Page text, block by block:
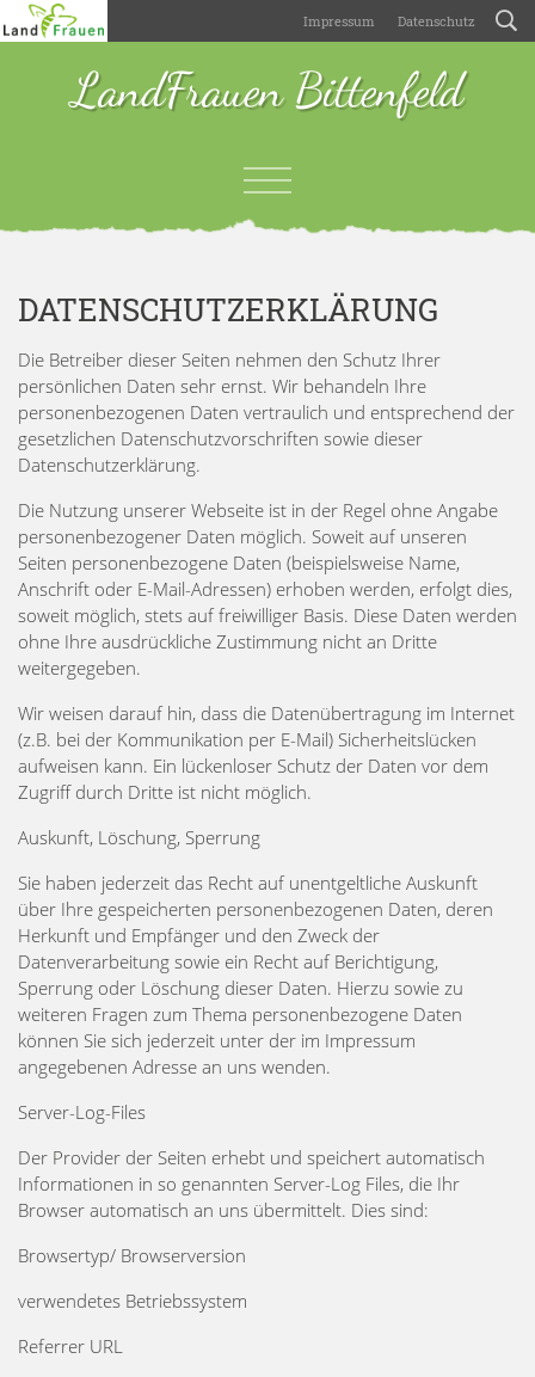
Impressum Datenschutz
LandFrauen Bittenfeld
DATENSCHUTZERKLÄRUNG
Die Betreiber dieser Seiten nehmen den Schutz Ihrer
persönlichen Daten sehr ernst. Wir behandeln Ihre
personenbezogenen Daten vertraulich und entsprechend der
gesetzlichen Datenschutzvorschriften sowie dieser
Datenschutzerklärung.
Die Nutzung unserer Webseite ist in der Regel ohne Angabe
personenbezogener Daten möglich. Soweit auf unseren
Seiten personenbezogene Daten (beispielsweise Name,
Anschrift oder E-Mail-Adressen) erhoben werden, erfolgt dies,
soweit möglich, stets auf freiwilliger Basis. Diese Daten werden
ohne Ihre ausdrückliche Zustimmung nicht an Dritte
weitergegeben.
Wir weisen darauf hin, dass die Datenübertragung im Internet
(z.B. bei der Kommunikation per E-Mail) Sicherheitslücken
aufweisen kann. Ein lückenloser Schutz der Daten vor dem
Zugriff durch Dritte ist nicht möglich.
Auskunft, Löschung, Sperrung
Sie haben jederzeit das Recht auf unentgeltliche Auskunft
über Ihre gespeicherten personenbezogenen Daten, deren
Herkunft und Empfänger und den Zweck der
Datenverarbeitung sowie ein Recht auf Berichtigung,
Sperrung oder Löschung dieser Daten. Hierzu sowie zu
weiteren Fragen zum Thema personenbezogene Daten
können Sie sich jederzeit unter der im Impressum
angegebenen Adresse an uns wenden.
Server-Log-Files
Der Provider der Seiten erhebt und speichert automatisch
Informationen in so genannten Server-Log Files, die Ihr
Browser automatisch an uns übermittelt. Dies sind:
Browsertyp/ Browserversion
verwendetes Betriebssystem
Referrer URL